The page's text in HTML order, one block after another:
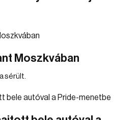
Moszkvában
sérült.